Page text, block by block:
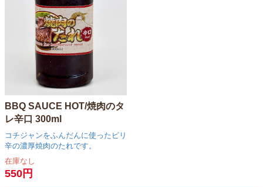
BBQ SAUCE HOT/焼肉のタ
レ辛口 300ml
コチジャンをふんだんに使ったピリ
辛の濃厚焼肉のたれです。
在庫なし
550円